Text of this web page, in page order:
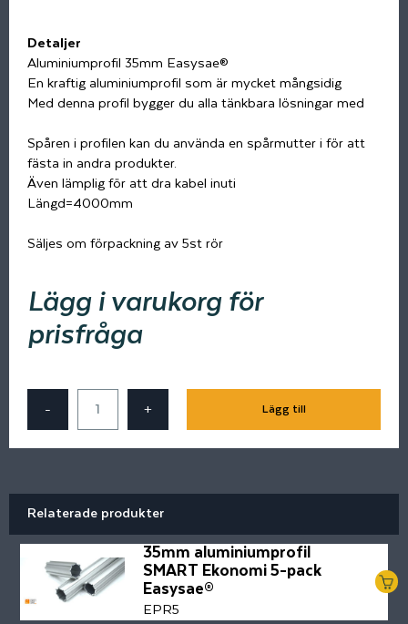
Detaljer
Aluminiumprofil 35mm Easysae®
En kraftig aluminiumprofil som är mycket mångsidig
Med denna profil bygger du alla tänkbara lösningar med
Spåren i profilen kan du använda en spårmutter i för att
fästa in andra produkter.
Även lämplig för att dra kabel inuti
Längd=4000mm
Säljes om förpackning av 5st rör
Lägg i varukorg för
prisfråga
- + Lägg till
Relaterade produkter
35mm aluminiumprofil
SMART Ekonomi 5-pack
Easysae®
EPR5